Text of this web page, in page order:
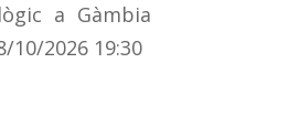
a Gàmbia
10/2026 19:30